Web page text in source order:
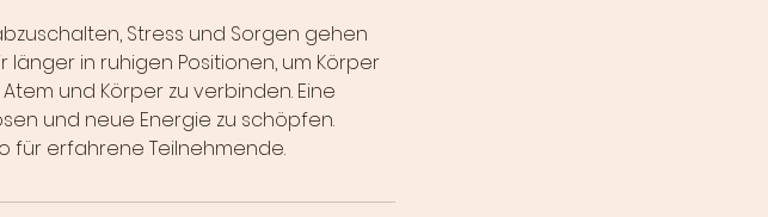
Stress und Sorgen gehen
länger in ruhigen Positionen, um Körper
und Körper zu verbinden. Eine
und neue Energie zu schöpfen.
für erfahrene Teilnehmende.